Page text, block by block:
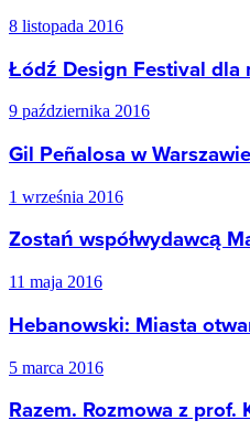
8 listopada 2016
Łódź Design Festival dla
9 października 2016
Gil Peñalosa w Warszawie
1 września 2016
Zostań współwydawcą
11 maja 2016
Hebanowski: Miasta
5 marca 2016
Razem. Rozmowa z